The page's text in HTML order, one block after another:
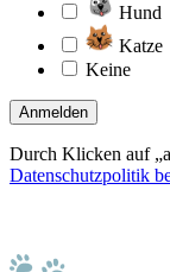
Hund
Katze
Keine
Anmelden
Durch Klicken auf
Datenschutzpolitik